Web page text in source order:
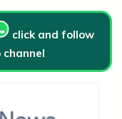
click and follow